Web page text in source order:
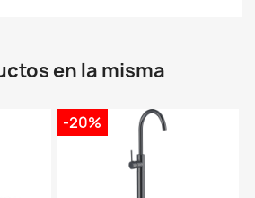
en la misma
-20%